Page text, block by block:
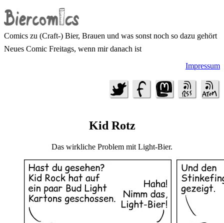
Comics zu (Craft-) Bier, Brauen und was sonst noch so dazu gehört
Neues Comic Freitags, wenn mir danach ist
Impressum
Kid Rotz
Das wirkliche Problem mit Light-Bier.